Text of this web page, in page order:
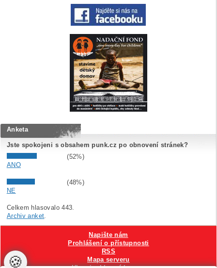
Anketa
Jste spokojeni s obsahem punk.cz po obnovení stránek?
(52%)
ANO
(48%)
NE
Celkem hlasovalo 443.
Archiv anket
Napište nám
Prohlášení o přístupnosti
RSS
Mapa serveru
🍪